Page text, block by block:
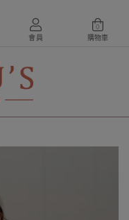
會員 購物車
0